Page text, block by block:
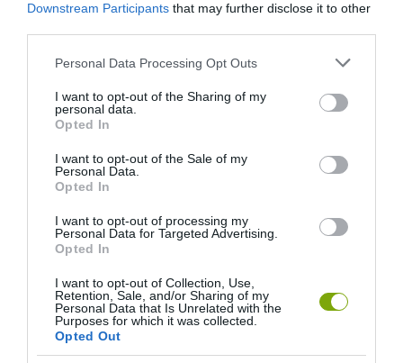
Downstream Participants that may further disclose it to other
Please note that this website/app uses one or more Google
not limited to your visit or usage behaviour. You may click to
grant or deny consent to Google and its third-party tags to
use your data for below specified purposes in below Google
consent section.
Personal Data Processing Opt Outs
I want to opt-out of the Sharing of my
personal data.
Opted In
I want to opt-out of the Sale of my
Personal Data.
Opted In
I want to opt-out of processing my
Personal Data for Targeted Advertising.
Opted In
I want to opt-out of Collection, Use,
Retention, Sale, and/or Sharing of my
Personal Data that Is Unrelated with the
Purposes for which it was collected.
Opted Out
SOKKAL DRÁMAIBB, MINT A
NYUGODT
SUGALLJA
2026-08-07
SZÍNES HALAKBÓL ÁLL: MOST
2026-08-06